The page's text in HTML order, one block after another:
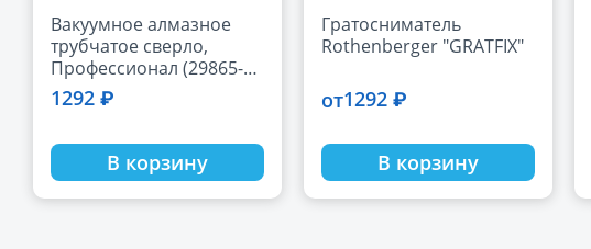
Вакуумное алмазное
трубчатое сверло,
Профессионал (29865-
12) ЗУБР АВК d 12 мм
(HEX 1/4", 15 мм кромк
1292 ₽
В корзину
Гратосниматель
Rothenberger "GRATFIX"
от1292 ₽
В корзину